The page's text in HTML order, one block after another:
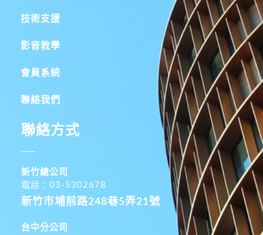
技術支援
影音教學
會員系統
聯絡我們
聯絡方式
新竹總公司
電話：03-5302678
新竹市埔前路248巷5弄21號
台中分公司